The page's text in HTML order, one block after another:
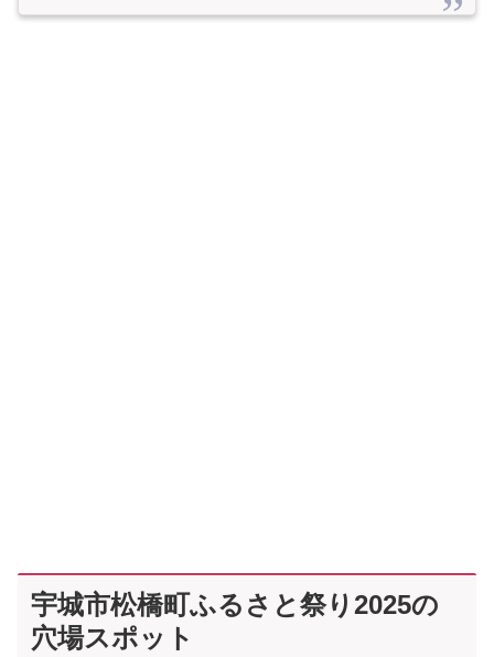
宇城市松橋町ふるさと祭り2025の
穴場スポット